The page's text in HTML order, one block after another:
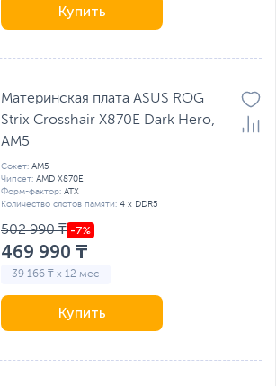
Купить
Материнская плата ASUS ROG
Strix Crosshair X870E Dark Hero,
AM5
Сокет: AM5
Чипсет: AMD X870E
Форм-фактор: ATX
Количество слотов памяти: 4 x DDR5
502 990 ₸
469 990 ₸
39 166 ₸ x 12 мес
Купить